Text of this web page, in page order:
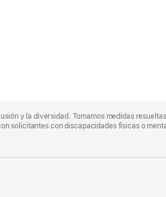
y la diversidad. Tomamos medidas
solicitantes con discapacidades físicas o